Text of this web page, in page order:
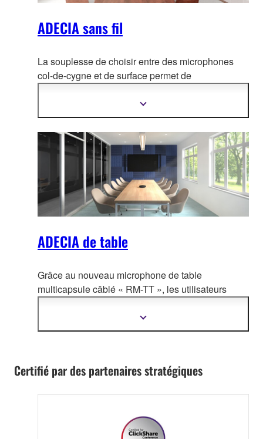
ADECIA sans fil
La souplesse de choisir entre des microphones
col-de-cygne et de surface permet de
l'espace de conférence le plus confortable
sans se soucier du câblage ou des modifications
de configuration en cas de changement de
disposition.
Afficher
ADECIA de table
Grâce au nouveau microphone de table
multicapsule câblé « RM-TT », les utilisateurs
adapter ADECIA à leurs besoins.
Afficher
Certifié par des partenaires stratégiques